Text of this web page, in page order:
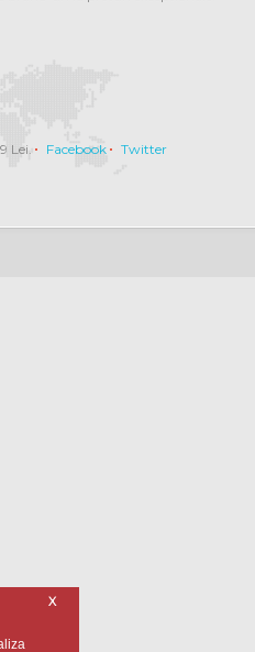
X
Lei.
Facebook
Twitter